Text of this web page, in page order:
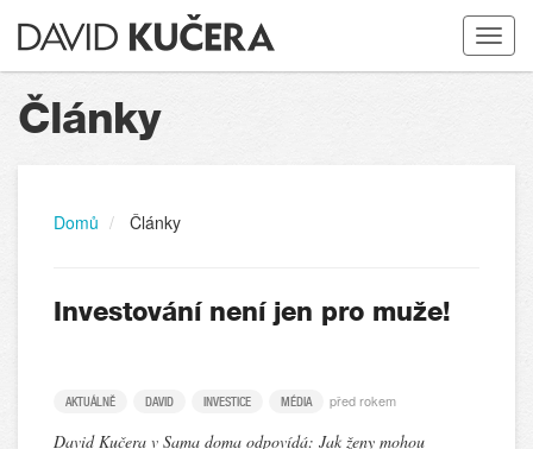
Toggle
Články
Domů Články
Investování není jen pro muže!
AKTUÁLNĚ DAVID INVESTICE MÉDIA před rokem
David Kučera v Sama doma odpovídá: Jak ženy mohou